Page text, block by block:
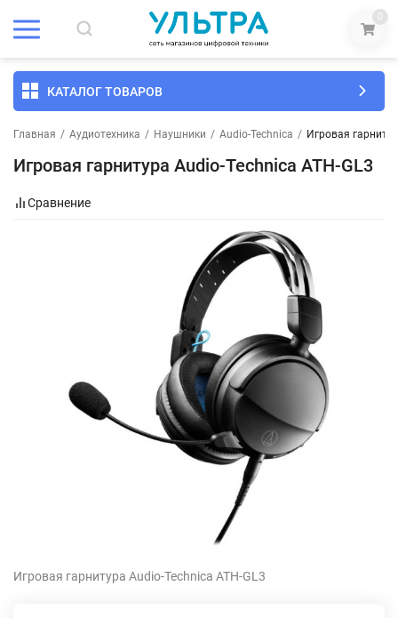
0
КАТАЛОГ ТОВАРОВ
Главная / Аудиотехника / Наушники / Audio-Technica / Игровая
Игровая гарнитура Audio-Technica ATH-GL3
Сравнение
Игровая гарнитура Audio-Technica ATH-GL3